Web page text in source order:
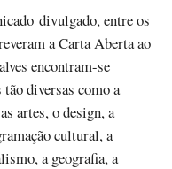
divulgado, entre os
a Carta Aberta ao
encontram-se
diversas como a
artes, o design, a
cultural, a
a geografia, a